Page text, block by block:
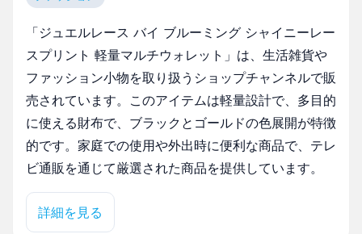
「ジュエルレース バイ ブルーミング シャイニーレー
スプリント 軽量マルチウォレット」は、生活雑貨や
ファッション小物を取り扱うショップチャンネルで販
売されています。このアイテムは軽量設計で、多目的
に使える財布で、ブラックとゴールドの色展開が特徴
的です。家庭での使用や外出時に便利な商品で、テレ
ビ通販を通じて厳選された商品を提供しています。
詳細を見る